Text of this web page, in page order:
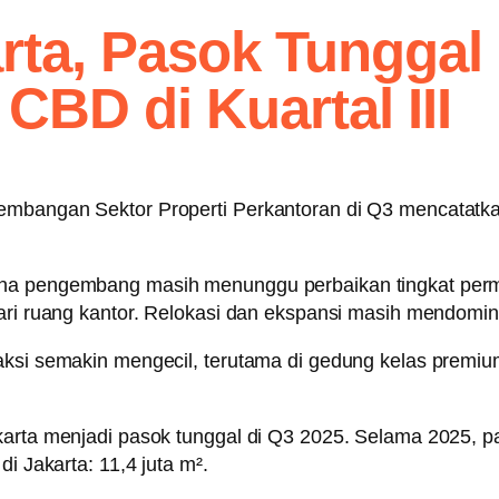
Pasok
di Kuartal III
Sektor Properti Perkantoran di Q3
pengembang masih menunggu perbaikan tingkat
ruang kantor. Relokasi dan ekspansi masih
semakin mengecil, terutama di gedung kelas
menjadi pasok tunggal di Q3 2025. Selama 2025,
Jakarta: 11,4 juta m².